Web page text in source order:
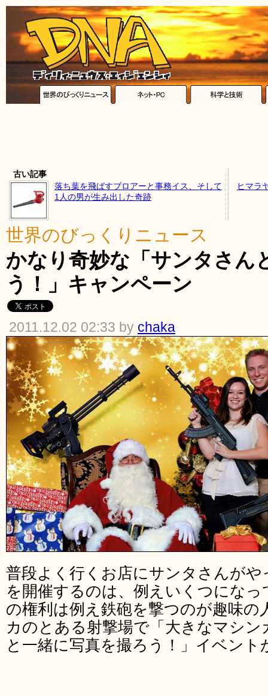
古い記事
落ち葉を飛ばすブロアーと事務イス、そして
1人の男が生み出した奇跡
ヒマラ
世界のびっくりニュース
かなり奇妙な「サンタさん
う！」キャンペーン
2011.12.02 02:33 by chaka
普段よく行くお店にサンタさんが
を開催するのは、例えいくつにな
の権利は例え鉄砲を撃つのが趣味
カのとある射撃場で「大きなマシ
と一緒に写真を撮ろう！」イベン